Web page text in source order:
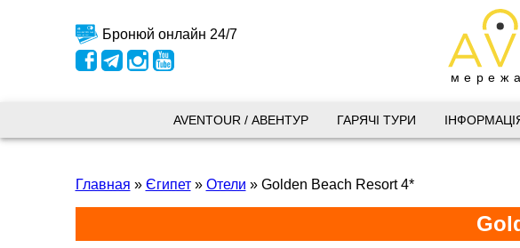
Бронюй онлайн 24/7
+38 (067) 180-32-43
+38 (099) 180-32-43,
+38 (093) 180-32-43,
0800 33 01 80
AVENTOUR / АВЕНТУР ГАРЯЧІ ТУРИ
Главная » Єгипет» Отели » Golden Beach Resort 4*